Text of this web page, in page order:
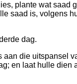
plante wat saad
saad is, volgens
dag.
aan die uitspansel
en laat hulle dien